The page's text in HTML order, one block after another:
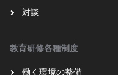
対談
教育研修各種制度
働く環境の整備